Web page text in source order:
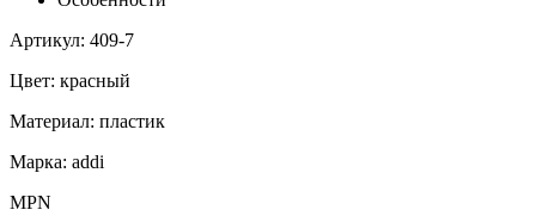
Артикул: 409-7
Цвет: красный
Материал: пластик
Марка: addi
MPN